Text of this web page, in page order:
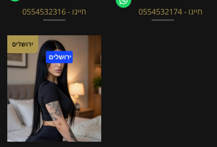
חייגו - 0554532316 חייגו - 0554532174
ירושלים